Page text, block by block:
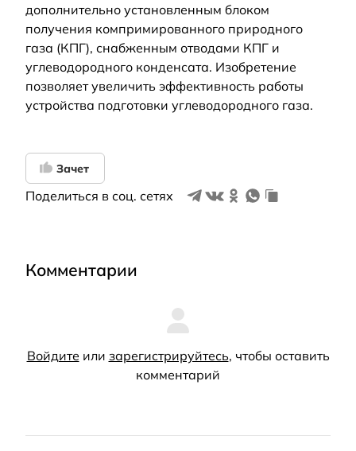
дополнительно установленным блоком
получения компримированного природного
газа (КПГ), снабженным отводами КПГ и
углеводородного конденсата. Изобретение
позволяет увеличить эффективность работы
устройства подготовки углеводородного газа.
Зачет
Поделиться в соц. сетях
Комментарии
Войдите или зарегистрируйтесь, чтобы оставить
комментарий